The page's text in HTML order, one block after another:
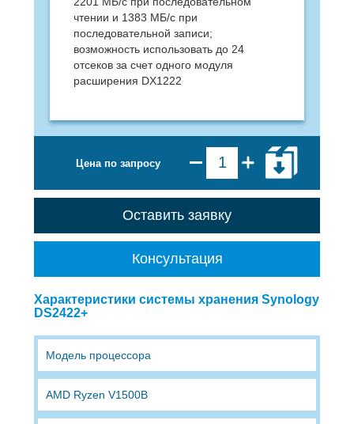
чтении и 1383 МБ/с при
последовательной записи;
возможность использовать до 24
отсеков за счет одного модуля
расширения DX1222
Цена по запросу
Оставить заявку
Консультация
Характеристики системы хранения Synology
DS2422+
Модель процессора
AMD Ryzen V1500B